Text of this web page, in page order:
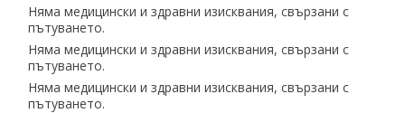
Няма медицински и здравни изисквания, свързани с
пътуването.
Няма медицински и здравни изисквания, свързани с
пътуването.
Няма медицински и здравни изисквания, свързани с
пътуването.